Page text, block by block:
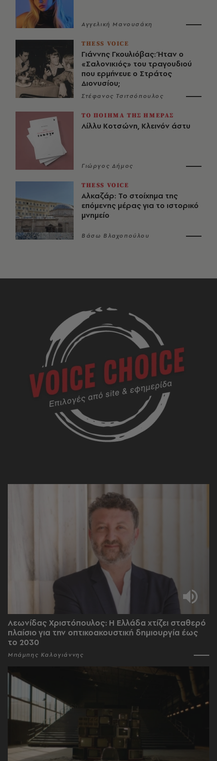
Αγγελική Μανουσάκη
THESS VOICE
Γιάννης Γκουλιόβας: Ήταν ο
«Σαλονικιός» του τραγουδιού
που ερμήνευε ο Στράτος
Διονυσίου;
Στέφανος Τσιτσόπουλος
ΤΟ ΠΟΙΗΜΑ ΤΗΣ ΗΜΕΡΑΣ
Λίλλυ Κοτσώνη, Κλεινόν άστυ
Γιώργος Δήμος
THESS VOICE
Αλκαζάρ: Το στοίχημα της
επόμενης μέρας για το ιστορικό
μνημείο
Βάσω Βλαχοπούλου
Λεωνίδας Χριστόπουλος: Η Ελλάδα χτίζει σταθερό
πλαίσιο για την οπτικοακουστική δημιουργία έως
το 2030
Μπάμπης Καλογιάννης